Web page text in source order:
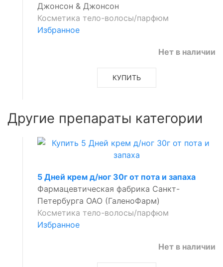
Джонсон & Джонсон
Косметика тело-волосы/парфюм
Избранное
Нет в наличии
КУПИТЬ
Другие препараты категории
5 Дней крем д/ног 30г от пота и запаха
Фармацевтическая фабрика Санкт-
Петербурга ОАО (ГаленоФарм)
Косметика тело-волосы/парфюм
Избранное
Нет в наличии